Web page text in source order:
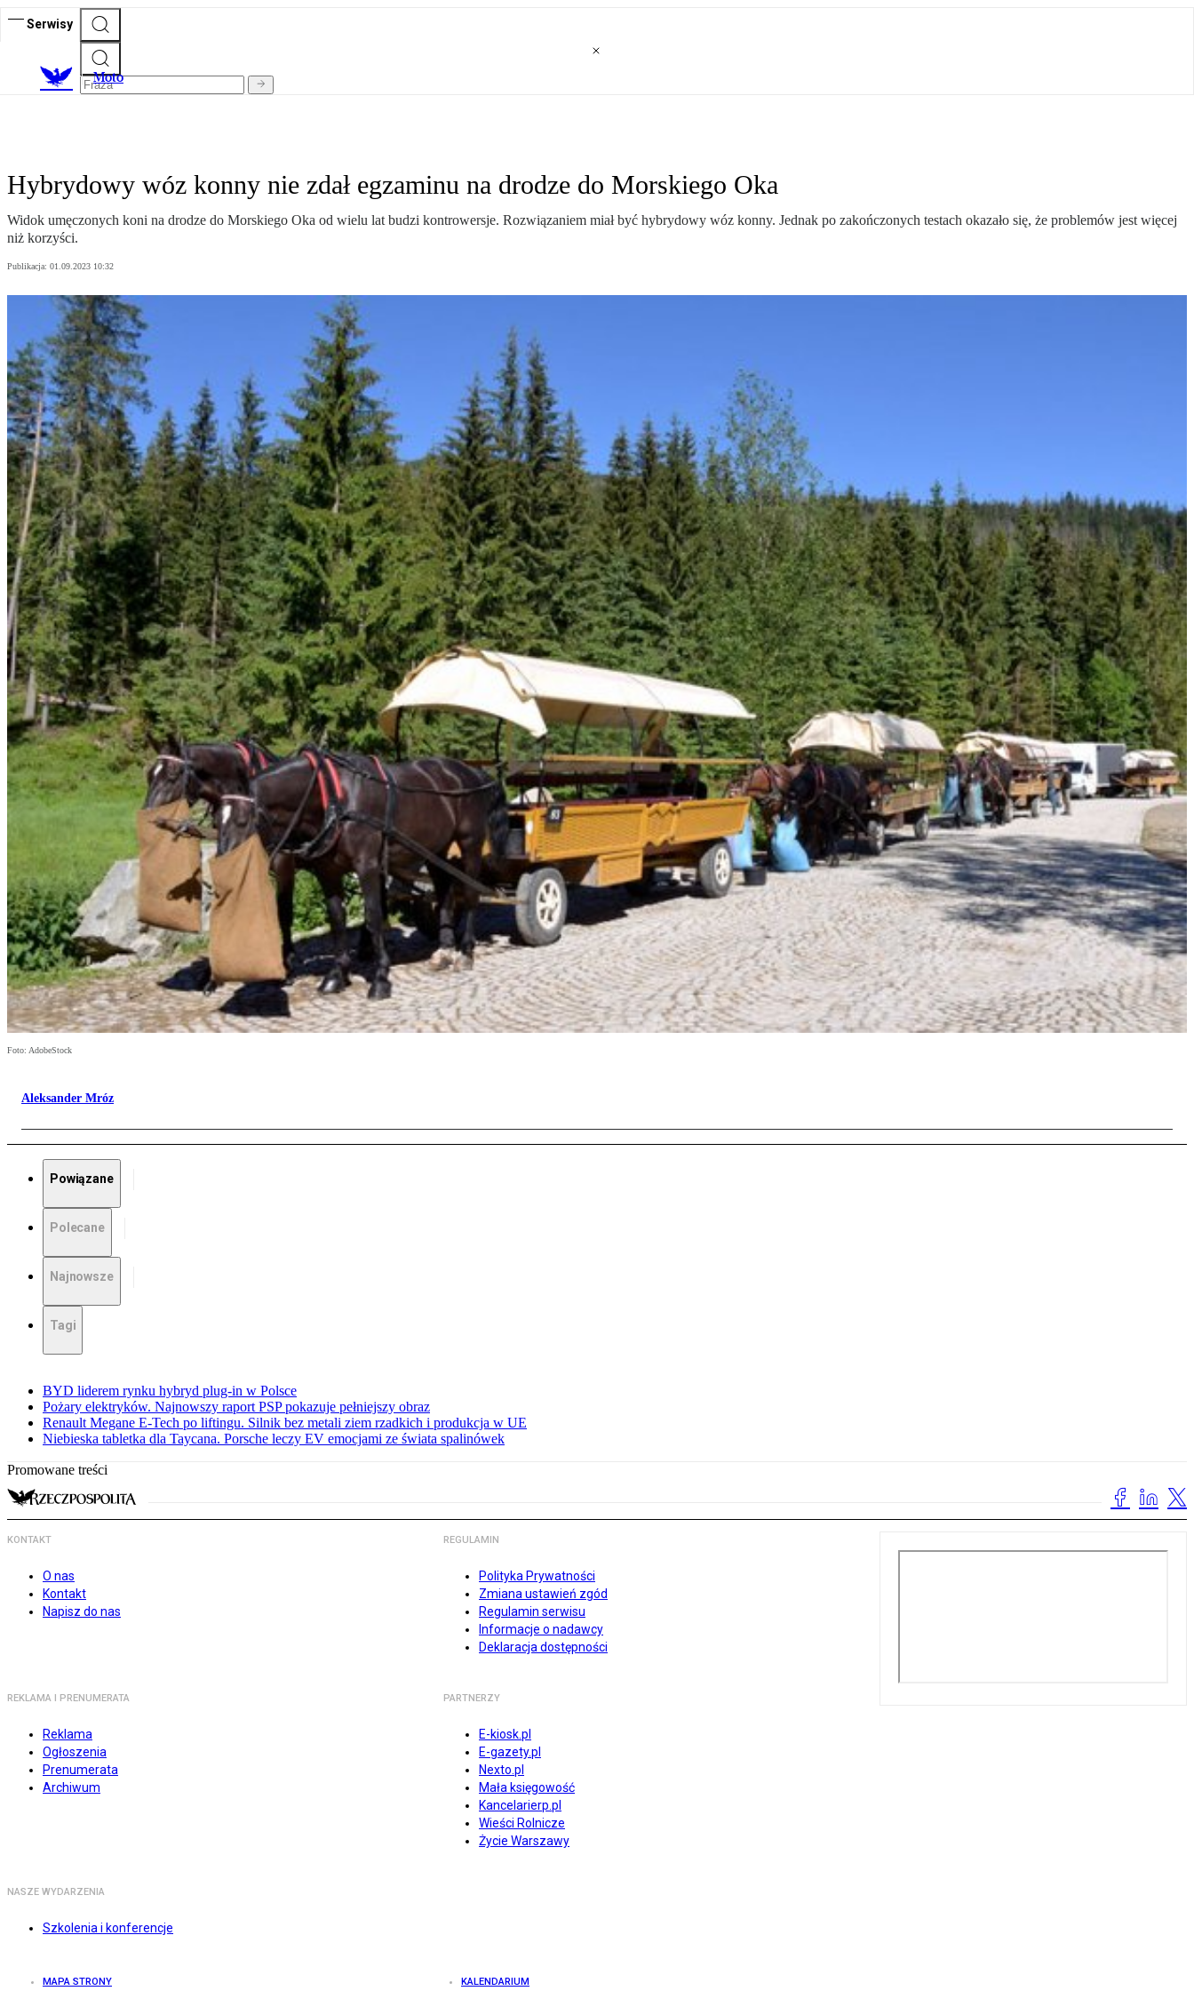
Serwisy
Moto
Hybrydowy wóz konny nie zdał egzaminu na drodze do Morskiego Oka
Widok umęczonych koni na drodze do Morskiego Oka od wielu lat budzi kontrowersje. Rozwiązaniem miał być hybrydowy wóz konny. Jednak po zakończonych testach okazało się, że problemów jest więcej
niż korzyści.
Publikacja: 01.09.2023 10:32
Foto: AdobeStock
Aleksander Mróz
Powiązane
Polecane
Najnowsze
Tagi
BYD liderem rynku hybryd plug-in w Polsce
Pożary elektryków. Najnowszy raport PSP pokazuje pełniejszy obraz
Renault Megane E-Tech po liftingu. Silnik bez metali ziem rzadkich i produkcja w UE
Niebieska tabletka dla Taycana. Porsche leczy EV emocjami ze świata spalinówek
Promowane treści
KONTAKT
O nas
Kontakt
Napisz do nas
REGULAMIN
Polityka Prywatności
Zmiana ustawień zgód
Regulamin serwisu
Informacje o nadawcy
Deklaracja dostępności
REKLAMA I PRENUMERATA
Reklama
Ogłoszenia
Prenumerata
Archiwum
PARTNERZY
E-kiosk.pl
E-gazety.pl
Nexto.pl
Mała księgowość
Kancelarierp.pl
Wieści Rolnicze
Życie Warszawy
NASZE WYDARZENIA
Szkolenia i konferencje
MAPA STRONY KALENDARIUM